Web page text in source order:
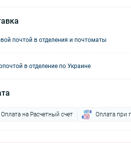
почтой в отделения и почтоматы
в отделение по Украине
Оплата на Расчетный счет Оплата при